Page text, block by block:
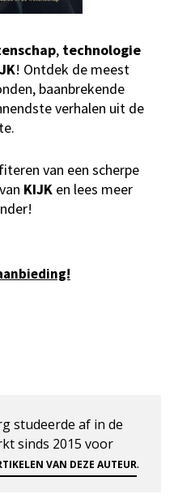
, technologie
! Ontdek de meest
baanbrekende
verhalen uit de
van een scherpe
KIJKen lees meer
studeerde af in de
sinds 2015 voor
VAN DEZE AUTEUR.